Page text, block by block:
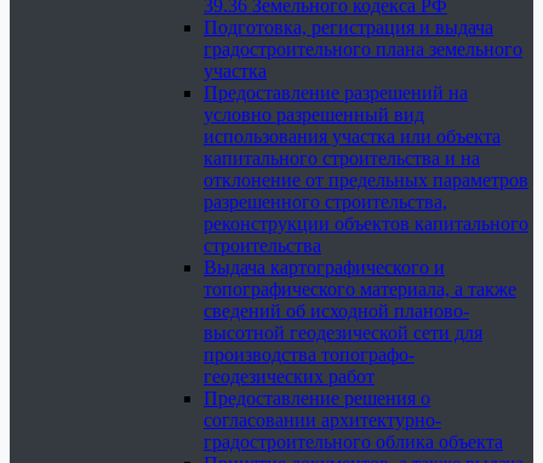
39.36 Земельного кодекса РФ
Подготовка, регистрация и выдача
градостроительного плана земельного
участка
Предоставление разрешений на
условно разрешенный вид
использования участка или объекта
капитального строительства и на
отклонение от предельных параметров
разрешенного строительства,
реконструкции объектов капитального
строительства
Выдача картографического и
топографического материала, а также
сведений об исходной планово-
высотной геодезической сети для
производства топографо-
геодезических работ
Предоставление решения о
согласовании архитектурно-
градостроительного облика объекта